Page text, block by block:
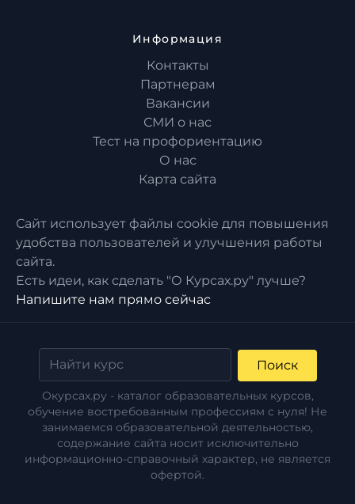
Информация
Контакты
Партнерам
Вакансии
СМИ о нас
Тест на профориентацию
О нас
Карта сайта
Сайт использует файлы cookie для повышения
удобства пользователей и улучшения работы
сайта.
Есть идеи, как сделать "О Курсах.ру" лучше?
Напишите нам прямо сейчас
Поиск
Окурсах.ру - каталог образовательных курсов,
обучение востребованным профессиям с нуля! Не
занимаемся образовательной деятельностью,
содержание сайта носит исключительно
информационно-справочный характер, не является
офертой.